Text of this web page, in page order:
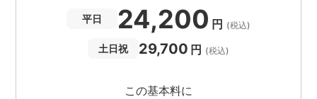
平日 24,200 円 (税込)
土日祝 29,700 円 (税込)
この基本料に